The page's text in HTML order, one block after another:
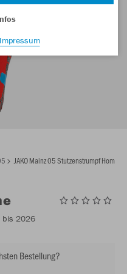
JAKO Mainz 05 Stutzenstrumpf Home
bis 2026
Bestellung?
Impressum